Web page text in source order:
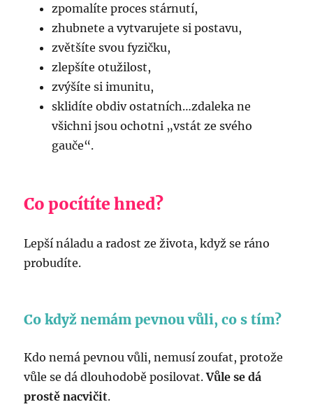
zpomalíte proces stárnutí,
zhubnete a vytvarujete si postavu,
zvětšíte svou fyzičku,
zlepšíte otužilost,
zvýšíte si imunitu,
sklidíte obdiv ostatních…zdaleka ne
všichni jsou ochotni „vstát ze svého
gauče“.
Co pocítíte hned?
Lepší náladu a radost ze života, když se ráno
probudíte.
Co když nemám pevnou vůli, co s tím?
Kdo nemá pevnou vůli, nemusí zoufat, protože
vůle se dá dlouhodobě posilovat.Vůle se dá
prostě nacvičit.